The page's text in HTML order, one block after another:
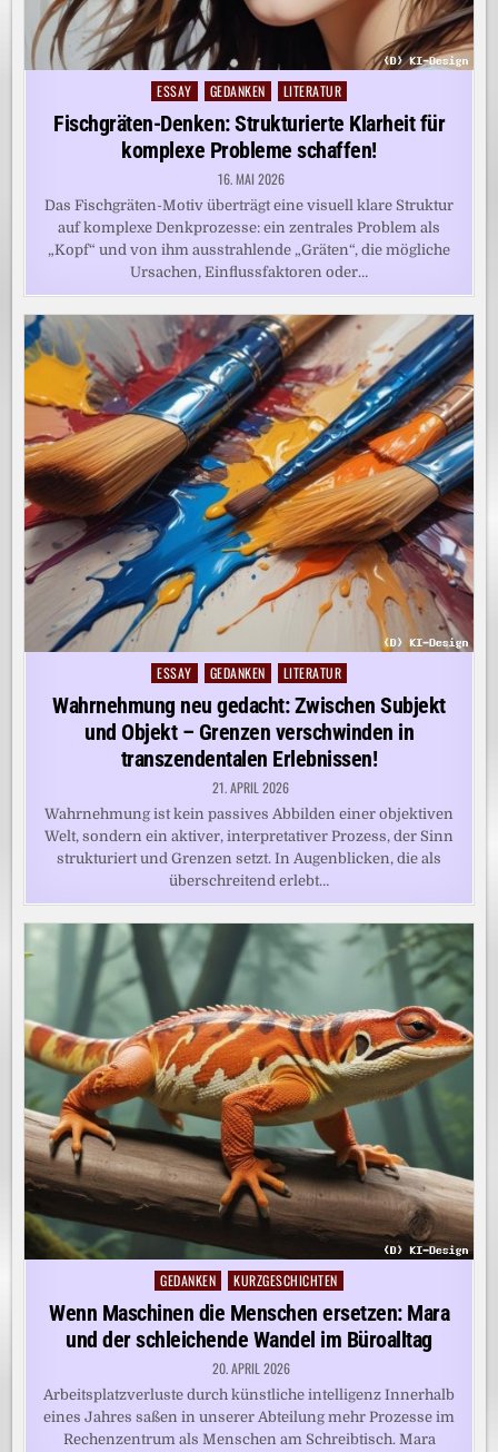
Posted
in
ESSAY GEDANKEN LITERATUR
Fischgräten-Denken: Strukturierte Klarheit für
komplexe Probleme schaffen!
16. MAI 2026
Das Fischgräten-Motiv überträgt eine visuell klare Struktur
auf komplexe Denkprozesse: ein zentrales Problem als
„Kopf“ und von ihm ausstrahlende „Gräten“, die mögliche
Ursachen, Einflussfaktoren oder…
Posted
ESSAY GEDANKEN LITERATUR
Wahrnehmung neu gedacht: Zwischen Subjekt
und Objekt – Grenzen verschwinden in
transzendentalen Erlebnissen!
21. APRIL 2026
Wahrnehmung ist kein passives Abbilden einer objektiven
Welt, sondern ein aktiver, interpretativer Prozess, der Sinn
strukturiert und Grenzen setzt. In Augenblicken, die als
überschreitend erlebt…
Posted
in
GEDANKEN KURZGESCHICHTEN
Wenn Maschinen die Menschen ersetzen: Mara
und der schleichende Wandel im Büroalltag
20. APRIL 2026
Arbeitsplatzverluste durch künstliche intelligenz Innerhalb
eines Jahres saßen in unserer Abteilung mehr Prozesse im
Rechenzentrum als Menschen am Schreibtisch. Mara